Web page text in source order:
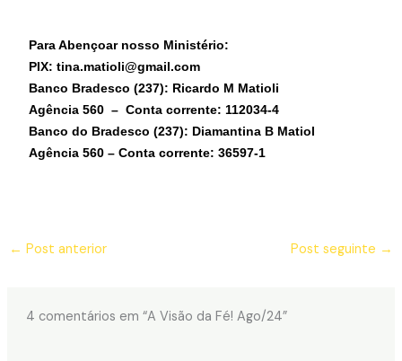
Para Abençoar nosso Ministério:
PIX: tina.matioli@gmail.com
Banco Bradesco (237): Ricardo M Matioli
Agência 560 – Conta corrente: 112034-4
Banco do Bradesco (237): Diamantina B Matiol
Agência 560 – Conta corrente: 36597-1
← Post anterior Post seguinte →
4 comentários em “A Visão da Fé! Ago/24”